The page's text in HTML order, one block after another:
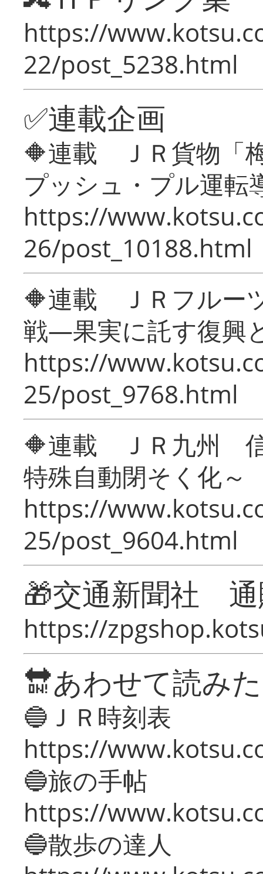
https://
22/post_5238.html
✅連載企画
🔶連載 ＪＲ貨物「
プッシュ・プル運転
https://
26/post_10188.html
🔶連載 ＪＲフルー
戦―果実に託す復興
https://
25/post_9768.html
🔶連載 ＪＲ九州 信
特殊自動閉そく化～
https://
25/post_9604.html
🎁交通新聞社
https://
🔛あわせて読み
🔵ＪＲ時刻表
https://
🔵旅の手帖
https://
🔵散歩の達人